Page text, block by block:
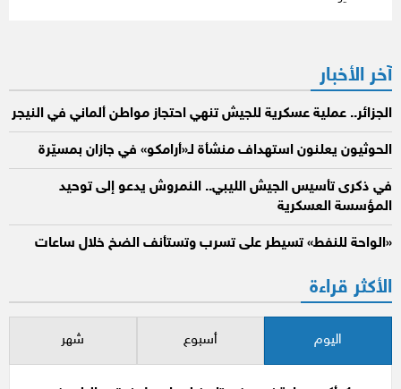
آخر الأخبار
الجزائر.. عملية عسكرية للجيش تنهي احتجاز مواطن ألماني في النيجر
الحوثيون يعلنون استهداف منشأة لـ«أرامكو» في جازان بمسيّرة
في ذكرى تأسيس الجيش الليبي.. النمروش يدعو إلى توحيد
المؤسسة العسكرية
«الواحة للنفط» تسيطر على تسرب وتستأنف الضخ خلال ساعات
الأكثر قراءة
اليوم أسبوع شهر